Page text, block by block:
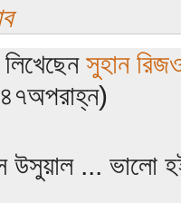
সুহান
উসুয়াল ... ভালো